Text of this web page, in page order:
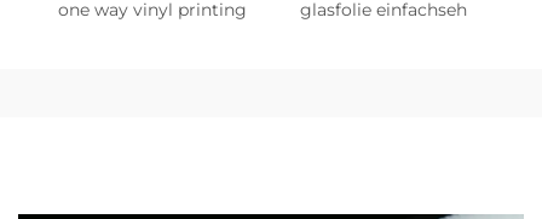
one way vinyl printing glasfolie einfachseh